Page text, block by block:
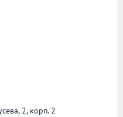
2, корп. 2